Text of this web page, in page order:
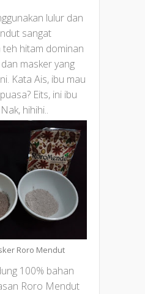
lulur dan
sangat
hitam dominan
masker yang
Kata Ais, ibu mau
Eits, ini ibu
hihihi..
Roro Mendut
100% bahan
Roro Mendut